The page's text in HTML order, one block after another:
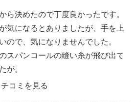
ら決めたので丁度良かったです。
気になるとありましたが、手を上
ので、気になりませんでした。
スパンコールの縫い糸が飛び出て
が。
コミを見る